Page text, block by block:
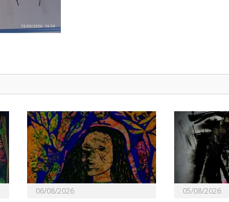
06/08/2026
05/08/2026